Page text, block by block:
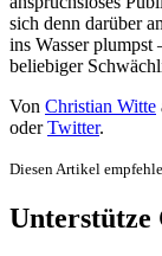
sich denn darüber
ins Wasser plumpst
beliebiger
Von Christian Witte
oderTwitter.
Diesen Artikel
Unterstütze